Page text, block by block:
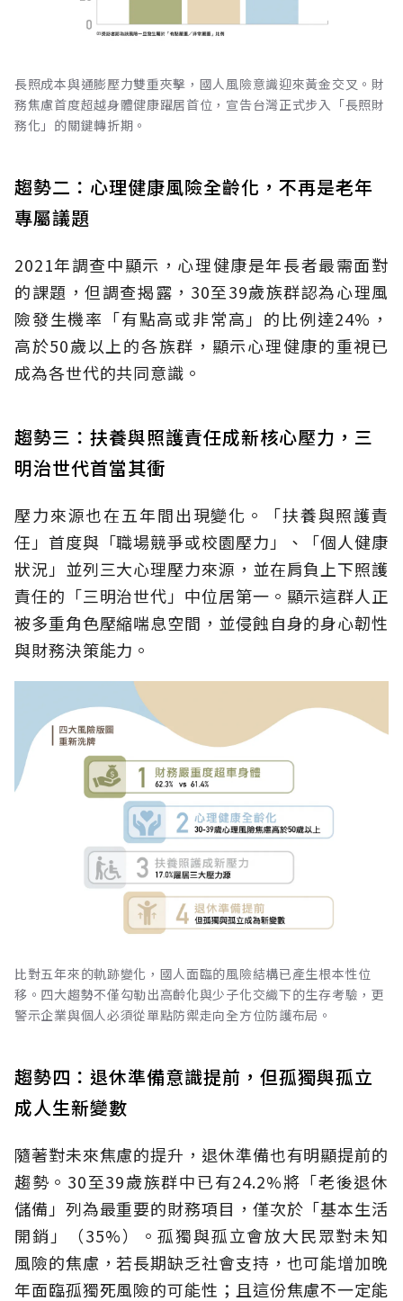
長照成本與通膨壓力雙重夾擊，國人風險意識迎來黃金交叉。財
務焦慮首度超越身體健康躍居首位，宣告台灣正式步入「長照財
務化」的關鍵轉折期。
趨勢二：心理健康風險全齡化，不再是老年
專屬議題
2021年調查中顯示，心理健康是年長者最需面對
的課題，但調查揭露，30至39歲族群認為心理風
險發生機率「有點高或非常高」的比例達24%，
高於50歲以上的各族群，顯示心理健康的重視已
成為各世代的共同意識。
趨勢三：扶養與照護責任成新核心壓力，三
明治世代首當其衝
壓力來源也在五年間出現變化。「扶養與照護責
任」首度與「職場競爭或校園壓力」、「個人健康
狀況」並列三大心理壓力來源，並在肩負上下照護
責任的「三明治世代」中位居第一。顯示這群人正
被多重角色壓縮喘息空間，並侵蝕自身的身心韌性
與財務決策能力。
比對五年來的軌跡變化，國人面臨的風險結構已產生根本性位
移。四大趨勢不僅勾勒出高齡化與少子化交織下的生存考驗，更
警示企業與個人必須從單點防禦走向全方位防護布局。
趨勢四：退休準備意識提前，但孤獨與孤立
成人生新變數
隨著對未來焦慮的提升，退休準備也有明顯提前的
趨勢。30至39歲族群中已有24.2%將「老後退休
儲備」列為最重要的財務項目，僅次於「基本生活
開銷」（35%）。孤獨與孤立會放大民眾對未知
風險的焦慮，若長期缺乏社會支持，也可能增加晚
年面臨孤獨死風險的可能性；且這份焦慮不一定能